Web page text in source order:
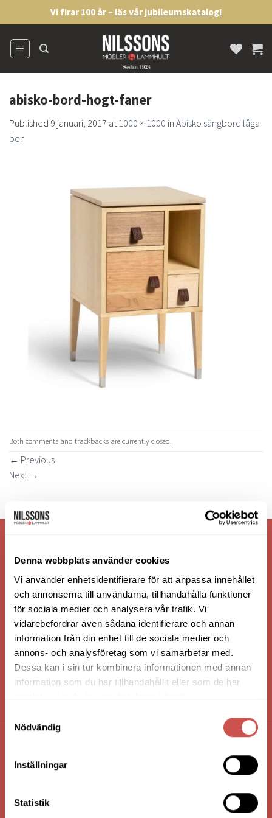
Denna webbplats använder cookies
Vi använder enhetsidentifierare för att anpassa innehållet
och annonserna till användarna, tillhandahålla funktioner
för sociala medier och analysera vår trafik. Vi
vidarebefordrar även sådana identifierare och annan
information från din enhet till de sociala medier och
annons- och analysföretag som vi samarbetar med.
Dessa kan i sin tur kombinera informationen med annan
information som du har tillhandahållit eller som de har
Nödvändig
Inställningar
Statistik
to
content
Vi firar 100 år – läs vår jubileumskatalog!
abisko-bord-hogt-faner
Published 9 januari, 2017 at1000 × 1000 in Abisko sängbord låga
ben
Both comments and trackbacks are currently closed.
← Previous
Next →
363 44 Lammhult